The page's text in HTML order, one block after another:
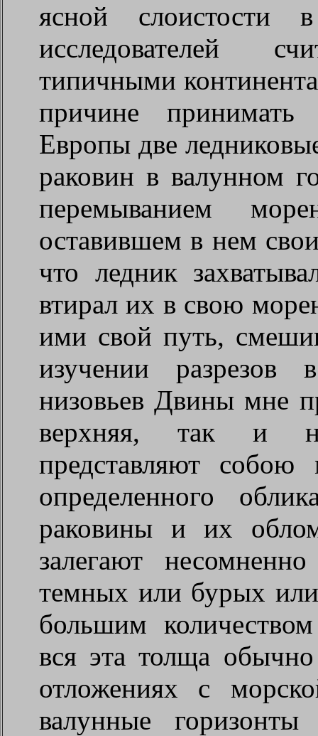
ясной слоистости
исследователей
типичными
причине принимать
Европы две
раковин в валунном
перемыванием
оставившем в нем
что ледник
втирал их в свою
ими свой путь,
изучении разрезов
низовьев Двины мне
верхняя, так и
представляют собою
определенного
раковины и их
залегают
темных или бурых
большим
вся эта толща обычно
отложениях с
валунные